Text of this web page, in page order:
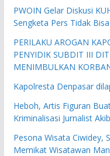
PWOIN Gelar Diskusi
Sengketa Pers Tidak
PERILAKU AROGAN
PENYIDIK SUBDIT III
MENIMBULKAN
Kapolresta Denpasar
Heboh, Artis Figuran
Kriminalisasi Jurnalist
Pesona Wisata Ciwidey,
Memikat Wisatawan